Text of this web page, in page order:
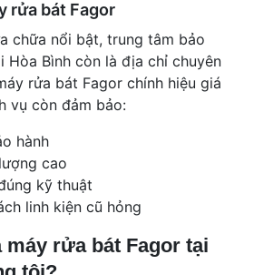
rửa bát Fagor
chữa nổi bật, trung tâm bảo
Hòa Bình còn là địa chỉ chuyên
rửa bát Fagor chính hiệu giá
vụ còn đảm bảo:
hành
cao
kỹ thuật
linh kiện cũ hỏng
máy rửa bát Fagor tại